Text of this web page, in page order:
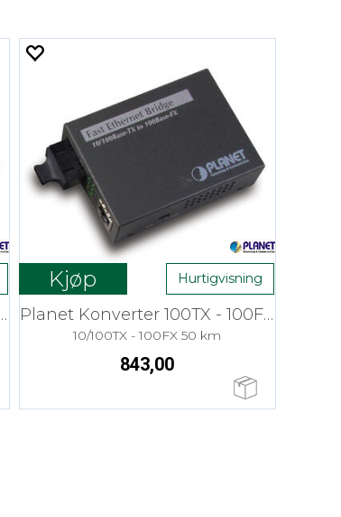
100FX SM SC
Kjøp Hurtigvisning
Planet Konverter 100TX - 100FX SM SC
10/100TX - 100FX 50 km
843,00